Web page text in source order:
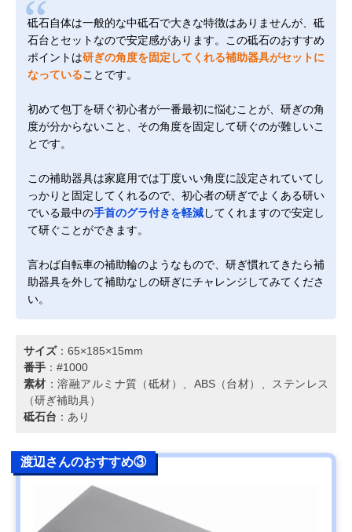
砥石自体は一般的な中砥石で大きな特徴はありませんが、砥
石台とセットなので安定感があります。この砥石のおすすめ
ポイントは研ぎの角度を固定してくれる補助器具がセットに
なっていることです。
初めて包丁を研ぐ初心者が一番最初に悩むことが、研ぎの角
度が分からないこと、その角度を固定して研ぐのが難しいこ
とです。
この補助器具は家庭用では丁度いい角度に設定されていてし
っかりと固定してくれるので、初心者の研ぎでよくある研い
でいる最中の手首のグラ付きを軽減してくれますので安定し
て研ぐことができます。
言わば自転車の補助輪のようなもので、研ぎ慣れてきたら補
助器具を外して補助なしの研ぎにチャレンジしてみてくださ
い。
サイズ：65×185×15mm
番手 ：#1000
素材 ：溶融アルミナ質（砥材）、ABS（台材）、ステンレス
（研ぎ補助具）
砥石台 ：あり
渡辺さんのおすすめ③